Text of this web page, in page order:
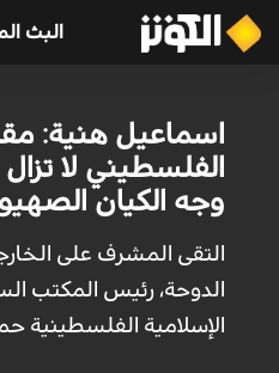
البث
اسماعيل هنية:
الفلسطيني لا
وجه الكيان
التقى المشرف على
الدوحة، رئيس المكتب
الإسلامية